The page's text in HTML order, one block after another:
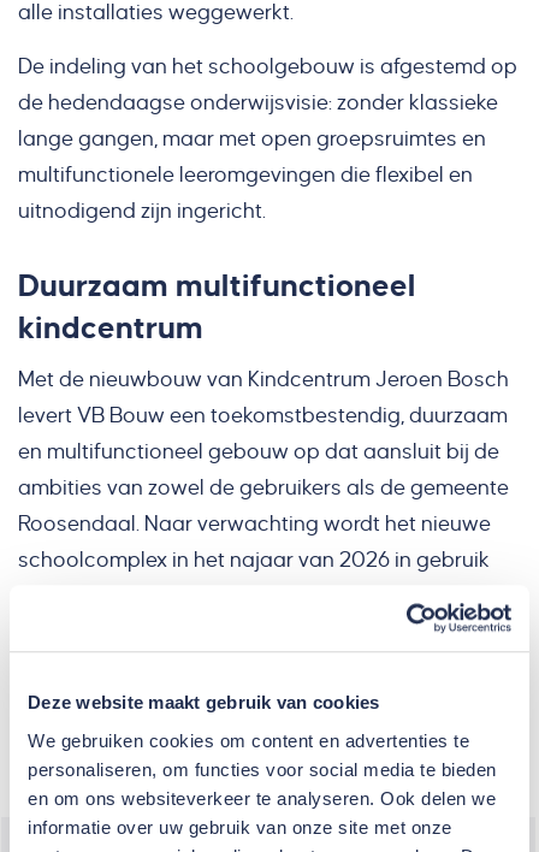
Deze website maakt gebruik van cookies
We gebruiken cookies om content en advertenties te
personaliseren, om functies voor social media te bieden
en om ons websiteverkeer te analyseren. Ook delen we
informatie over uw gebruik van onze site met onze
alle installaties weggewerkt.
De indeling van het schoolgebouw is afgestemd op
de hedendaagse onderwijsvisie: zonder klassieke
lange gangen, maar met open groepsruimtes en
multifunctionele leeromgevingen die flexibel en
uitnodigend zijn ingericht.
Duurzaam multifunctioneel
kindcentrum
Met de nieuwbouw van Kindcentrum Jeroen Bosch
levert VB Bouw een toekomstbestendig, duurzaam
en multifunctioneel gebouw op dat aansluit bij de
ambities van zowel de gebruikers als de gemeente
Roosendaal. Naar verwachting wordt het nieuwe
schoolcomplex in het najaar van 2026 in gebruik
Impressie door Rienks Architects
Projectdetails